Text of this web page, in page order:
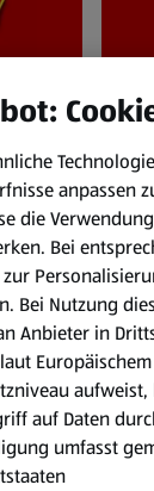
anpassen
die
Bei
Bei Nutzung
Anbieter in
auf Daten
umfasst